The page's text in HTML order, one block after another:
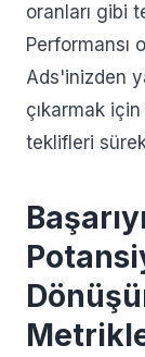
oranları gibi
Performansı
Ads'inizden
çıkarmak için
teklifleri